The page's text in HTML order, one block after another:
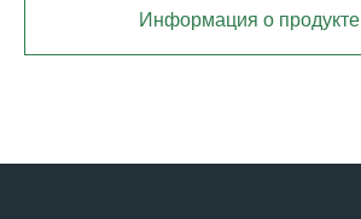
Информация о продукте